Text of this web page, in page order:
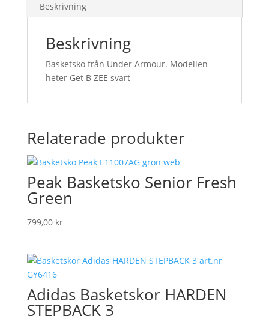
Beskrivning
Beskrivning
Basketsko från Under Armour. Modellen
heter Get B ZEE svart
Relaterade produkter
Peak Basketsko Senior Fresh
Green
799,00 kr
Adidas Basketskor HARDEN
STEPBACK 3